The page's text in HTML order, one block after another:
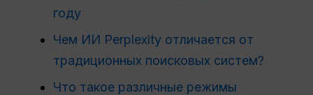
году
Чем ИИ Perplexity отличается от
традиционных поисковых систем?
Что такое различные режимы